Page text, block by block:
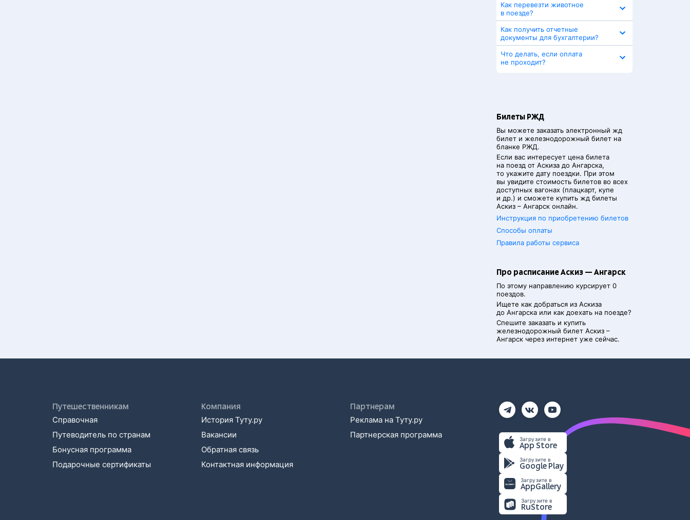
Как перевезти животное
в поезде?
Как получить отчетные
документы для бухгалтерии?
Что делать, если оплата
не проходит?
Билеты РЖД
Вы можете заказать электронный жд
билет и железнодорожный билет на
бланке РЖД.
Если вас интересует цена билета
на поезд от Аскиза до Ангарска,
то укажите дату поездки. При этом
вы увидите стоимость билетов во всех
доступных вагонах (плацкарт, купе
и др.) и сможете купить жд билеты
Аскиз – Ангарск онлайн.
Инструкция по приобретению билетов
Способы оплаты
Правила работы сервиса
Про расписание Аскиз — Ангарск
По этому направлению курсирует 0
поездов.
Ищете как добраться из Аскиза
до Ангарска или как доехать на поезде?
Спешите заказать и купить
железнодорожный билет Аскиз –
Ангарск через интернет уже сейчас.
Путешественникам
Справочная
Путеводитель по странам
Бонусная программа
Подарочные сертификаты
Компания
История Туту.ру
Вакансии
Обратная связь
Контактная информация
Партнерам
Реклама на Туту.ру
Партнерская программа
Загрузите в
App Store
Загрузите в
Google Play
Загрузите в
AppGallery
Загрузите в
RuStore